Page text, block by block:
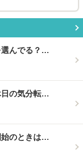
選んでる？…
日の気分転…
始のときは…